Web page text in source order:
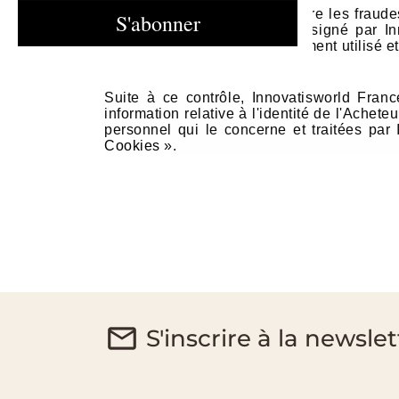
Dans le cadre de la lutte contre les
tiers habilité par la loi ou désigné par
commande, du mode de règlement utilisé
Suite à ce contrôle, Innovatisworld
information relative à l'identité de
personnel qui le concerne et traitées
Cookies ».
S'inscrire à la